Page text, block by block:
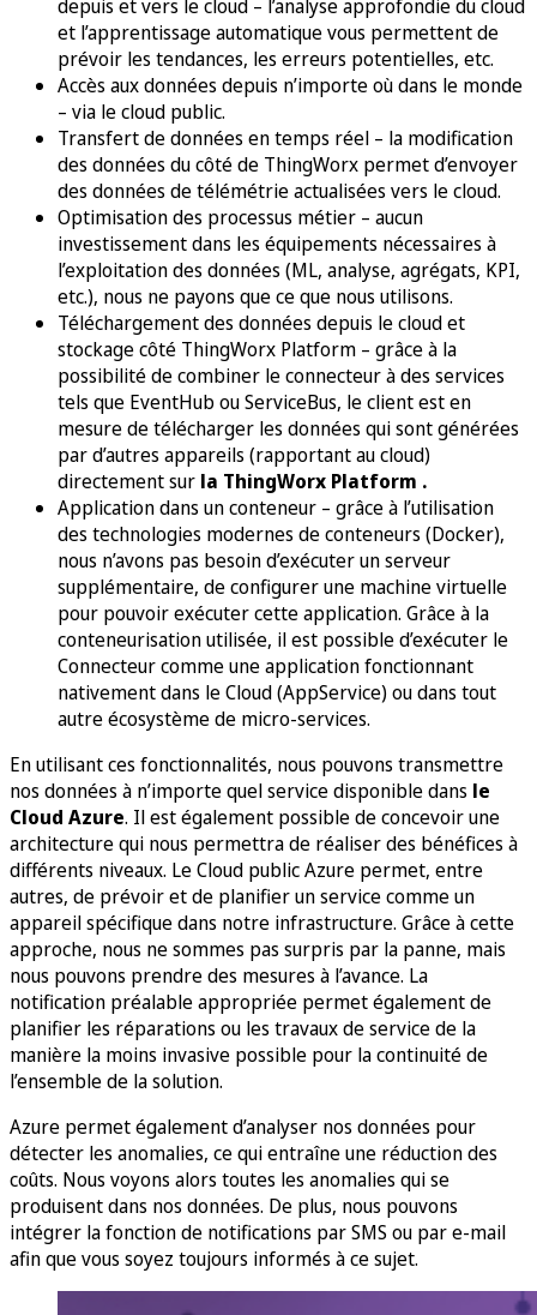
depuis et vers le cloud – l’analyse approfondie du cloud
et l’apprentissage automatique vous permettent de
prévoir les tendances, les erreurs potentielles, etc.
Accès aux données depuis n’importe où dans le monde
– via le cloud public.
Transfert de données en temps réel – la modification
des données du côté de ThingWorx permet d’envoyer
des données de télémétrie actualisées vers le cloud.
Optimisation des processus métier – aucun
investissement dans les équipements nécessaires à
l’exploitation des données (ML, analyse, agrégats, KPI,
etc.), nous ne payons que ce que nous utilisons.
Téléchargement des données depuis le cloud et
stockage côté ThingWorx Platform – grâce à la
possibilité de combiner le connecteur à des services
tels que EventHub ou ServiceBus, le client est en
mesure de télécharger les données qui sont générées
par d’autres appareils (rapportant au cloud)
directement sur la ThingWorx Platform .
Application dans un conteneur – grâce à l’utilisation
des technologies modernes de conteneurs (Docker),
nous n’avons pas besoin d’exécuter un serveur
supplémentaire, de configurer une machine virtuelle
pour pouvoir exécuter cette application. Grâce à la
conteneurisation utilisée, il est possible d’exécuter le
Connecteur comme une application fonctionnant
nativement dans le Cloud (AppService) ou dans tout
autre écosystème de micro-services.
En utilisant ces fonctionnalités, nous pouvons transmettre
nos données à n’importe quel service disponible dans le
Cloud Azure. Il est également possible de concevoir une
architecture qui nous permettra de réaliser des bénéfices à
différents niveaux. Le Cloud public Azure permet, entre
autres, de prévoir et de planifier un service comme un
appareil spécifique dans notre infrastructure. Grâce à cette
approche, nous ne sommes pas surpris par la panne, mais
nous pouvons prendre des mesures à l’avance. La
notification préalable appropriée permet également de
planifier les réparations ou les travaux de service de la
manière la moins invasive possible pour la continuité de
l’ensemble de la solution.
Azure permet également d’analyser nos données pour
détecter les anomalies, ce qui entraîne une réduction des
coûts. Nous voyons alors toutes les anomalies qui se
produisent dans nos données. De plus, nous pouvons
intégrer la fonction de notifications par SMS ou par e-mail
afin que vous soyez toujours informés à ce sujet.